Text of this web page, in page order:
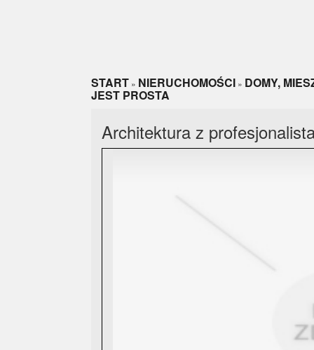
START » NIERUCHOMOŚCI » DOMY,
JEST PROSTA
Architektura z